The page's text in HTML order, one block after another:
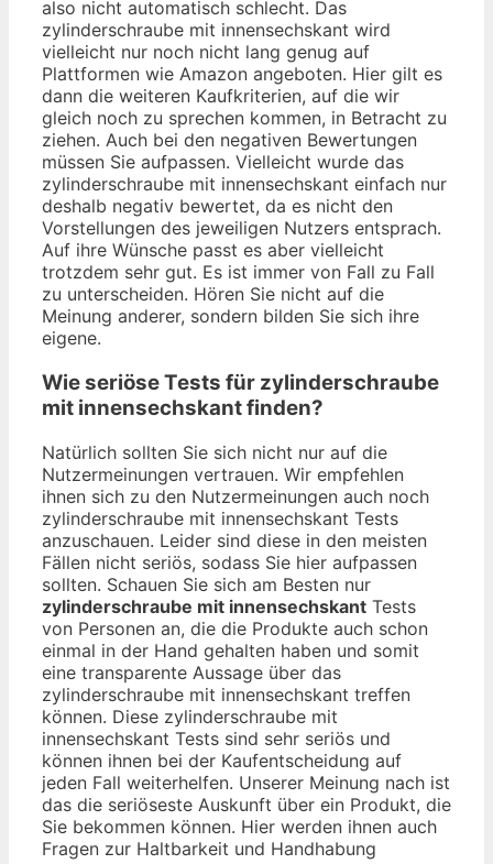
also nicht automatisch schlecht. Das
zylinderschraube mit innensechskant wird
vielleicht nur noch nicht lang genug auf
Plattformen wie Amazon angeboten. Hier gilt es
dann die weiteren Kaufkriterien, auf die wir
gleich noch zu sprechen kommen, in Betracht zu
ziehen. Auch bei den negativen Bewertungen
müssen Sie aufpassen. Vielleicht wurde das
zylinderschraube mit innensechskant einfach nur
deshalb negativ bewertet, da es nicht den
Vorstellungen des jeweiligen Nutzers entsprach.
Auf ihre Wünsche passt es aber vielleicht
trotzdem sehr gut. Es ist immer von Fall zu Fall
zu unterscheiden. Hören Sie nicht auf die
Meinung anderer, sondern bilden Sie sich ihre
eigene.
Wie seriöse Tests für zylinderschraube
mit innensechskant finden?
Natürlich sollten Sie sich nicht nur auf die
Nutzermeinungen vertrauen. Wir empfehlen
ihnen sich zu den Nutzermeinungen auch noch
zylinderschraube mit innensechskant Tests
anzuschauen. Leider sind diese in den meisten
Fällen nicht seriös, sodass Sie hier aufpassen
sollten. Schauen Sie sich am Besten nur
zylinderschraube mit innensechskant Tests
von Personen an, die die Produkte auch schon
einmal in der Hand gehalten haben und somit
eine transparente Aussage über das
zylinderschraube mit innensechskant treffen
können. Diese zylinderschraube mit
innensechskant Tests sind sehr seriös und
können ihnen bei der Kaufentscheidung auf
jeden Fall weiterhelfen. Unserer Meinung nach ist
das die seriöseste Auskunft über ein Produkt, die
Sie bekommen können. Hier werden ihnen auch
Fragen zur Haltbarkeit und Handhabung